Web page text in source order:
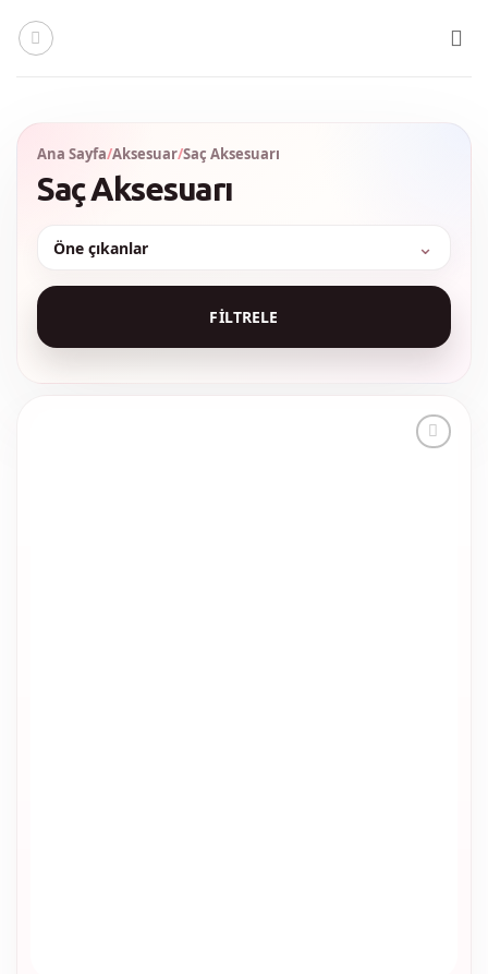
atla
Ana Sayfa/Aksesuar/Saç Aksesuarı
Saç Aksesuarı
Sırala
FILTRELE